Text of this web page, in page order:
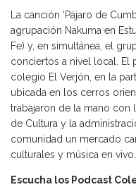
La canción ‘Pájaro de
agrupación Nakuma en
Fe) y, en simultánea, el
conciertos a nivel local. El
colegio El Verjón, en la
ubicada en los cerros
trabajaron de la mano con
de Cultura y la
comunidad un mercado
culturales y música en vivo.
Escucha los Podcast